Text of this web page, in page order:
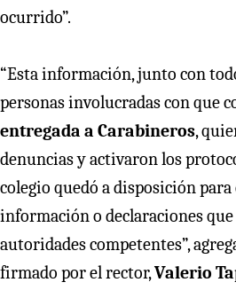
ocurrido”.
“Esta información, junto con
personas involucradas con que
entregada a Carabineros,
denuncias y activaron los
colegio quedó a disposición
información o declaraciones
autoridades competentes”,
firmado por el rector,Valerio